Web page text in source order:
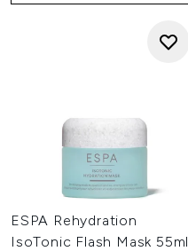
ESPA Rehydration
IsoTonic Flash Mask 55ml